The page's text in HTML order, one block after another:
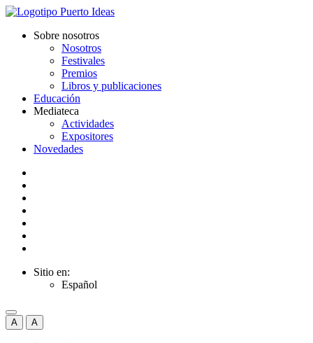
Sobre nosotros
Nosotros
Festivales
Premios
Libros y publicaciones
Educación
Mediateca
Actividades
Expositores
Novedades
Sitio en:
Español
A A